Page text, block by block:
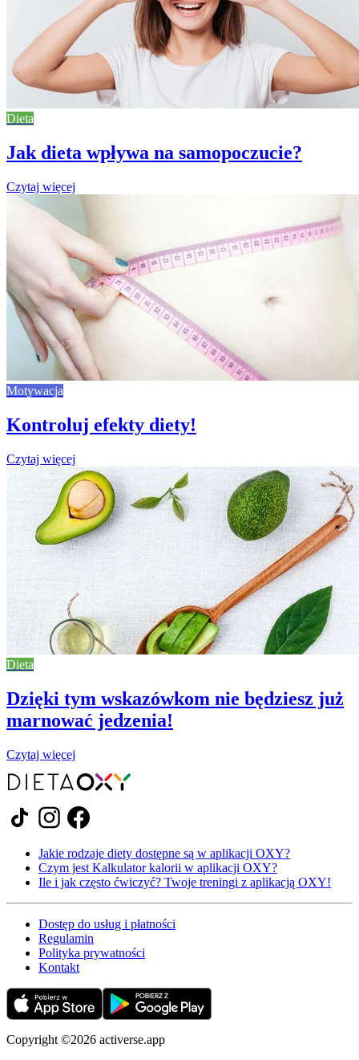
Dieta
Jak dieta wpływa na samopoczucie?
Czytaj więcej
Motywacja
Kontroluj efekty diety!
Czytaj więcej
Dieta
Dzięki tym wskazówkom nie będziesz już
marnować jedzenia!
Czytaj więcej
Jakie rodzaje diety dostępne są w aplikacji OXY?
Czym jest Kalkulator kalorii w aplikacji OXY?
Ile i jak często ćwiczyć? Twoje treningi z aplikacją OXY!
Dostęp do usług i płatności
Regulamin
Polityka prywatności
Kontakt
Copyright ©2026 activerse.app